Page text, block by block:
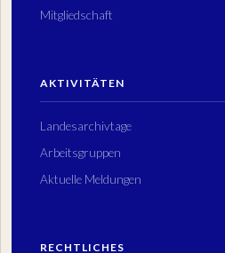
Mitgliedschaft
AKTIVITÄTEN
Landesarchivtage
Arbeitsgruppen
Aktuelle Meldungen
RECHTLICHES